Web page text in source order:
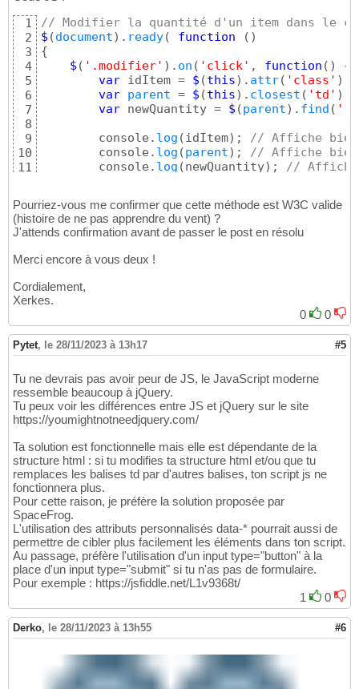
1
2
3
4
5
6
7
8
9
10
11
// Modifier la quantité d'un item dans le
$ (document) . ready( function ( )
{
$ ( '.modifier' ) . on ( 'click' , function ( ) {
var idItem = $ (this) . attr( 'class' )
var parent = $ (this) . closest ( 'td' )
var newQuantity = $ (parent) . find (
        console.
log (idItem) ; // Affiche
        console.
log (parent) ; // Affiche bien
        console.
log (newQuantity) ; // Affiche
Pourriez-vous me confirmer que cette méthode est W3C valide
(histoire de ne pas apprendre du vent) ?
J'attends confirmation avant de passer le post en résolu
Merci encore à vous deux !
Cordialement,
Xerkes.
0
0
Pytet, le 28/11/2023 à 13h17 #5
Tu ne devrais pas avoir peur de JS, le JavaScript moderne
ressemble beaucoup à jQuery.
Tu peux voir les différences entre JS et jQuery sur le site
https://youmightnotneedjquery.com/
Ta solution est fonctionnelle mais elle est dépendante de la
structure html : si tu modifies ta structure html et/ou que tu
remplaces les balises td par d'autres balises, ton script js ne
fonctionnera plus.
Pour cette raison, je préfère la solution proposée par
SpaceFrog.
L'utilisation des attributs personnalisés data-* pourrait aussi de
permettre de cibler plus facilement les éléments dans ton script.
Au passage, préfère l'utilisation d'un input type="button" à la
place d'un input type="submit" si tu n'as pas de formulaire.
Pour exemple : https://jsfiddle.net/L1v9368t/
1
0
Derko, le 28/11/2023 à 13h55 #6